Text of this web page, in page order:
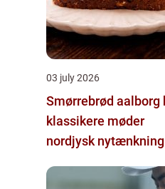
03 july 2026
Smørrebrød aalborg hvor
klassikere møder
nordjysk nytænkning